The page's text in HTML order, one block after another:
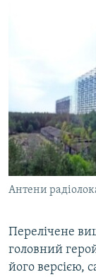
Антени
Перелічене
головний
його версією,